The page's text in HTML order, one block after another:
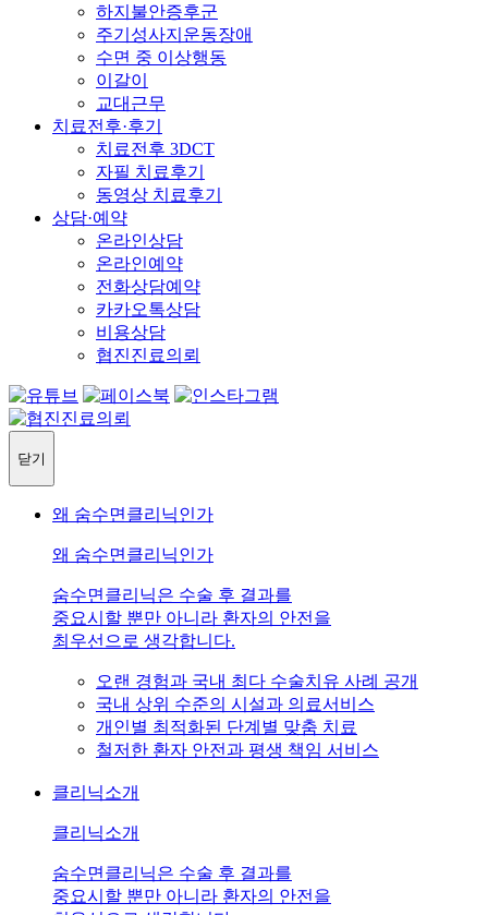
하지불안증후군
주기성사지운동장애
수면 중 이상행동
이갈이
교대근무
치료전후·후기
치료전후 3DCT
자필 치료후기
동영상 치료후기
상담·예약
온라인상담
온라인예약
전화상담예약
카카오톡상담
비용상담
협진진료의뢰
닫기
왜 숨수면클리닉인가
왜 숨수면클리닉인가
숨수면클리닉은 수술 후 결과를
중요시할 뿐만 아니라 환자의 안전을
최우선으로 생각합니다.
오랜 경험과 국내 최다 수술치유 사례 공개
국내 상위 수준의 시설과 의료서비스
개인별 최적화된 단계별 맞춤 치료
철저한 환자 안전과 평생 책임 서비스
클리닉소개
클리닉소개
숨수면클리닉은 수술 후 결과를
중요시할 뿐만 아니라 환자의 안전을